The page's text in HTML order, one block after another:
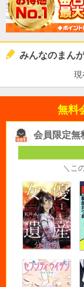
みんなのまん
現
無料
会員限定無
＼こ